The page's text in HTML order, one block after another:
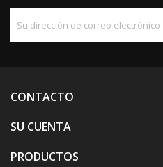
CONTACTO
SU CUENTA
PRODUCTOS